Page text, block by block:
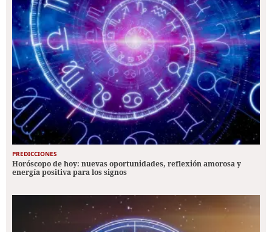
PREDICCIONES
Horóscopo de hoy: nuevas oportunidades, reflexión amorosa y
energía positiva para los signos